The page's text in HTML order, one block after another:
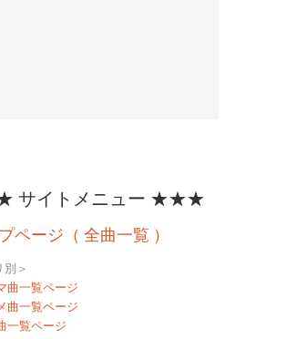
イトメニュー ★★★
ページ（ 全曲一覧 ）
別＞
曲一覧ページ
曲一覧ページ
一覧ページ